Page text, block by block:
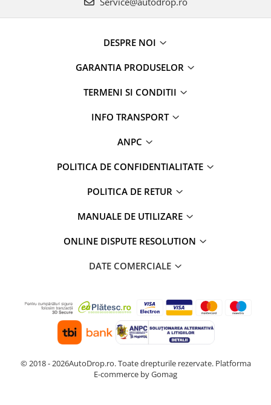
DESPRE NOI
GARANTIA PRODUSELOR
TERMENI SI CONDITII
INFO TRANSPORT
ANPC
POLITICA DE CONFIDENTIALITATE
POLITICA DE RETUR
MANUALE DE UTILIZARE
ONLINE DISPUTE RESOLUTION
DATE COMERCIALE
© 2018 - 2026AutoDrop.ro. Toate drepturile rezervate. Platforma
E-commerce by Gomag